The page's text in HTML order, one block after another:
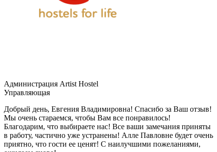
Администрация Artist Hostel
Управляющая
Добрый день, Евгения Владимировна! Спасибо за Ваш отзыв!
Мы очень стараемся, чтобы Вам все понравилось!
Благодарим, что выбираете нас! Все ваши замечания приняты
в работу, частично уже устранены! Алле Павловне будет очень
приятно, что гости ее ценят! С наилучшими пожеланиями,